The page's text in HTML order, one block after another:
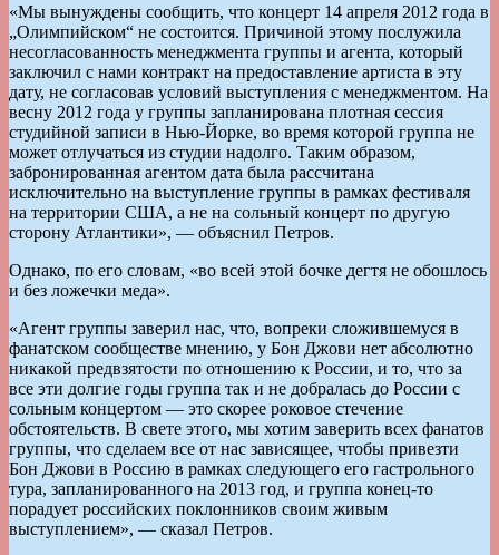
«Мы вынуждены сообщить, что концерт 14 апреля 2012 года в
„Олимпийском“ не состоится. Причиной этому послужила
несогласованность менеджмента группы и агента, который
заключил с нами контракт на предоставление артиста в эту
дату, не согласовав условий выступления с менеджментом. На
весну 2012 года у группы запланирована плотная сессия
студийной записи в Нью-Йорке, во время которой группа не
может отлучаться из студии надолго. Таким образом,
забронированная агентом дата была рассчитана
исключительно на выступление группы в рамках фестиваля
на территории США, а не на сольный концерт по другую
сторону Атлантики», — объяснил Петров.
Однако, по его словам, «во всей этой бочке дегтя не обошлось
и без ложечки меда».
«Агент группы заверил нас, что, вопреки сложившемуся в
фанатском сообществе мнению, у Бон Джови нет абсолютно
никакой предвзятости по отношению к России, и то, что за
все эти долгие годы группа так и не добралась до России с
сольным концертом — это скорее роковое стечение
обстоятельств. В свете этого, мы хотим заверить всех фанатов
группы, что сделаем все от нас зависящее, чтобы привезти
Бон Джови в Россию в рамках следующего его гастрольного
тура, запланированного на 2013 год, и группа конец-то
порадует российских поклонников своим живым
выступлением», — сказал Петров.